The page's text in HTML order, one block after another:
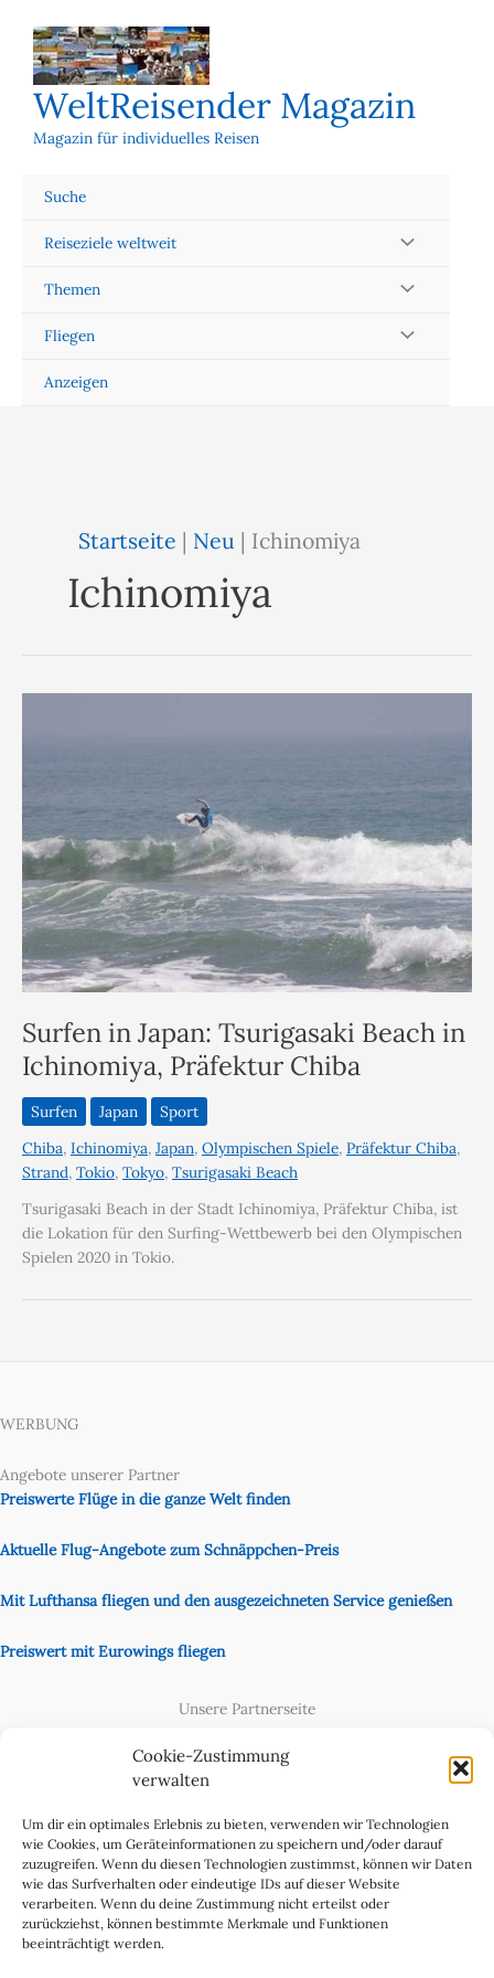
Cookie-Zustimmung
verwalten
Um dir ein optimales Erlebnis zu bieten, verwenden wir Technologien
wie Cookies, um Geräteinformationen zu speichern und/oder darauf
zuzugreifen. Wenn du diesen Technologien zustimmst, können wir Daten
wie das Surfverhalten oder eindeutige IDs auf dieser Website
verarbeiten. Wenn du deine Zustimmung nicht erteilst oder
zurückziehst, können bestimmte Merkmale und Funktionen
beeinträchtigt werden.
Inhalt
springen
WeltReisender Magazin
Magazin für individuelles Reisen
Suche
Reiseziele weltweit
Themen
Fliegen
Anzeigen
Startseite | Neu | Ichinomiya
Ichinomiya
Surfen in Japan: Tsurigasaki Beach in
Ichinomiya, Präfektur Chiba
Surfen Japan
Sport
Chiba, Ichinomiya, Japan, Olympischen Spiele, Präfektur Chiba,
Strand, Tokio, Tokyo, Tsurigasaki Beach
Tsurigasaki Beach in der Stadt Ichinomiya, Präfektur Chiba, ist
die Lokation für den Surfing-Wettbewerb bei den Olympischen
Spielen 2020 in Tokio.
WERBUNG
Angebote unserer Partner
Preiswerte Flüge in die ganze Welt finden
Aktuelle Flug-Angebote zum Schnäppchen-Preis
Mit Lufthansa fliegen und den ausgezeichneten Service genießen
Preiswert mit Eurowings fliegen
Unsere Partnerseite